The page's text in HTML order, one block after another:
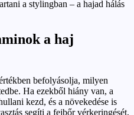
a stylingban – a hajad hálás
a haj
befolyásolja, milyen
Ha ezekből hiány van, a
kezd, és a növekedése is
segíti a fejbőr vérkeringését,